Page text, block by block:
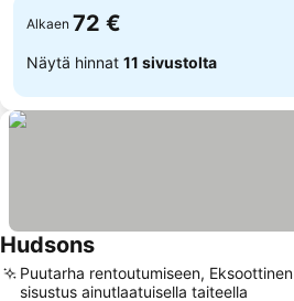
Alkaen 72 €
Näytä hinnat 11 sivustolta
Hudsons
Puutarha rentoutumiseen, Eksoottinen
sisustus ainutlaatuisella taiteella